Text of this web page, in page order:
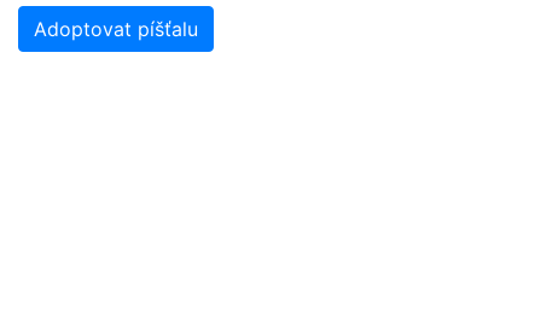
Adoptovat píšťalu